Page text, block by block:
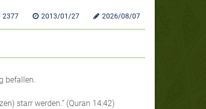
2377 2013/01/27 2026/08/07
befallen.
starr werden.” (Quran 14:42)